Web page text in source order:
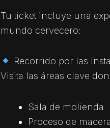
Tu ticket incluye una
mundo cervecero:
Recorrido por las
Visita las áreas clave
Sala de molienda
Proceso de